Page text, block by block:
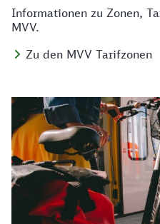
Informationen zu Zonen,
MVV.
Zu den MVV Tarifzonen